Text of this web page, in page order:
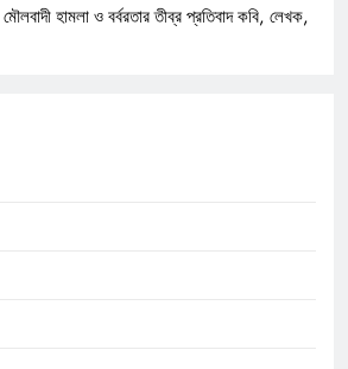
মৌলবাদী হামলা ও বর্বরতার তীব্র প্রতিবাদ কবি, লেখক,